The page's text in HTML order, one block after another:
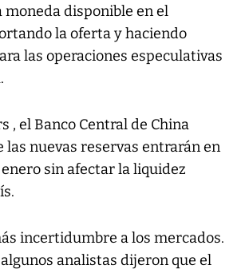
moneda disponible en el
la oferta y haciendo
las operaciones especulativas
, el Banco Central de China
las nuevas reservas entrarán en
sin afectar la liquidez
incertidumbre a los mercados.
analistas dijeron que el